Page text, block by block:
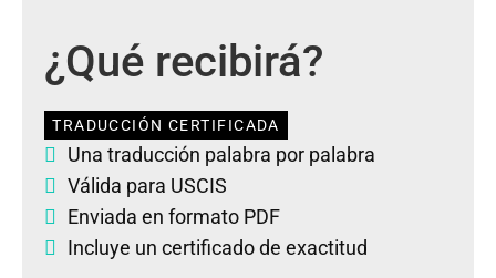
¿Qué recibirá?
TRADUCCIÓN CERTIFICADA
Una traducción palabra por palabra
Válida para USCIS
Enviada en formato PDF
Incluye un certificado de exactitud